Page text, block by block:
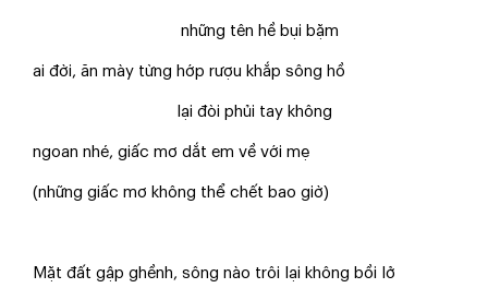
những tên hề bụi bặm
ai đời, ăn mày từng hớp rượu khắp sông hồ
lại đòi phủi tay không
ngoan nhé, giấc mơ dắt em về với mẹ
(những giấc mơ không thể chết bao giờ)
Mặt đất gập ghềnh, sông nào trôi lại không bồi lở